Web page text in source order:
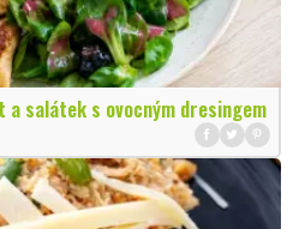
a salátek s ovocným dresingem